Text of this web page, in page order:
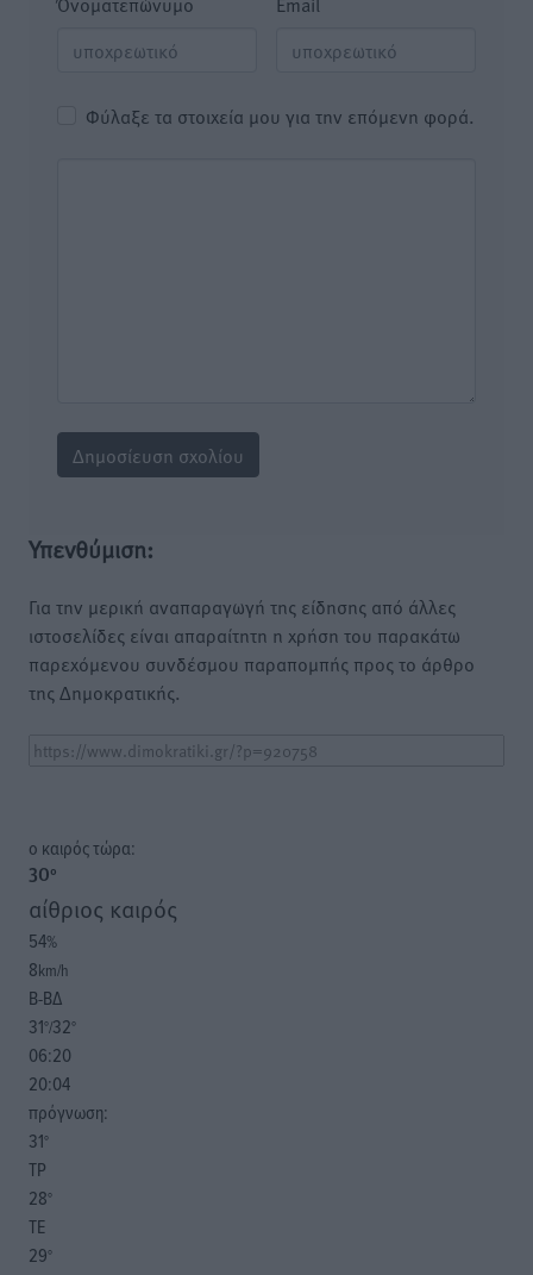
Φύλαξε τα στοιχεία μου για την επόμενη φορά.
Υπενθύμιση:
Για την μερική αναπαραγωγή της είδησης από άλλες
ιστοσελίδες είναι απαραίτητη η χρήση του παρακάτω
παρεχόμενου συνδέσμου παραπομπής προς το άρθρο
της Δημοκρατικής.
o καιρός τώρα:
30°
αίθριος καιρός
54%
8km/h
Β-ΒΔ
31°/32°
06:20
20:04
πρόγνωση:
31°
ΤΡ
28°
ΤΕ
29°